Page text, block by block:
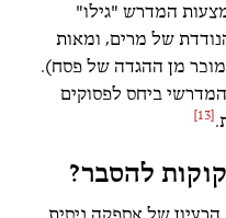
המדרש "גילו"
של מרים, ומאות
מן ההגדה של פסח).
ביחס לפסוקים
[13]
להסבר?